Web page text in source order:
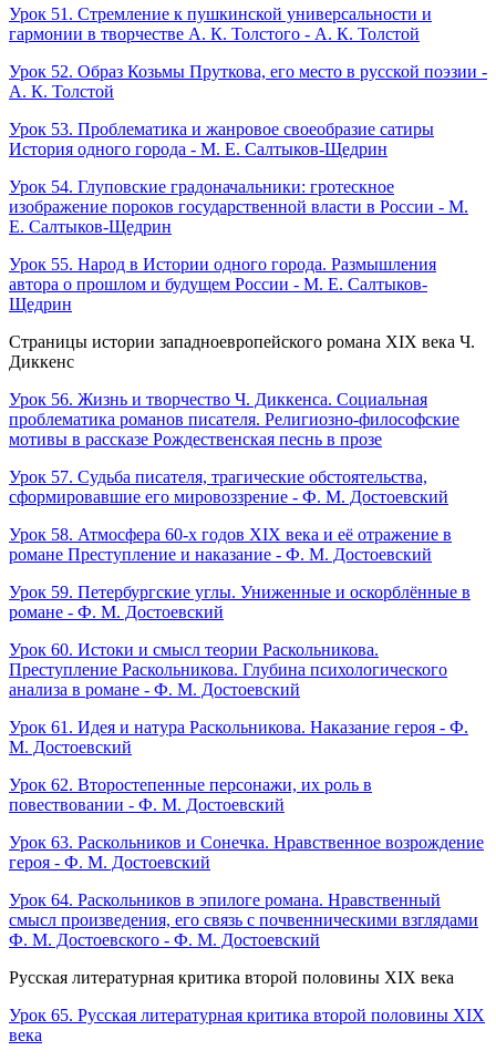
Урок 51. Стремление к пушкинской универсальности и
гармонии в творчестве А. К. Толстого - А. К. Толстой
Урок 52. Образ Козьмы Пруткова, его место в русской поэзии -
А. К. Толстой
Урок 53. Проблематика и жанровое своеобразие сатиры
История одного города - М. Е. Салтыков-Щедрин
Урок 54. Глуповские градоначальники: гротескное
изображение пороков государственной власти в России - М.
Е. Салтыков-Щедрин
Урок 55. Народ в Истории одного города. Размышления
автора о прошлом и будущем России - М. Е. Салтыков-
Щедрин
Страницы истории западноевропейского романа XIX века Ч.
Диккенс
Урок 56. Жизнь и творчество Ч. Диккенса. Социальная
проблематика романов писателя. Религиозно-философские
мотивы в рассказе Рождественская песнь в прозе
Урок 57. Судьба писателя, трагические обстоятельства,
сформировавшие его мировоззрение - Ф. М. Достоевский
Урок 58. Атмосфера 60-х годов XIX века и её отражение в
романе Преступление и наказание - Ф. М. Достоевский
Урок 59. Петербургские углы. Униженные и оскорблённые в
романе - Ф. М. Достоевский
Урок 60. Истоки и смысл теории Раскольникова.
Преступление Раскольникова. Глубина психологического
анализа в романе - Ф. М. Достоевский
Урок 61. Идея и натура Раскольникова. Наказание героя - Ф.
М. Достоевский
Урок 62. Второстепенные персонажи, их роль в
повествовании - Ф. М. Достоевский
Урок 63. Раскольников и Сонечка. Нравственное возрождение
героя - Ф. М. Достоевский
Урок 64. Раскольников в эпилоге романа. Нравственный
смысл произведения, его связь с почвенническими взглядами
Ф. М. Достоевского - Ф. М. Достоевский
Русская литературная критика второй половины XIX века
Урок 65. Русская литературная критика второй половины XIX
века